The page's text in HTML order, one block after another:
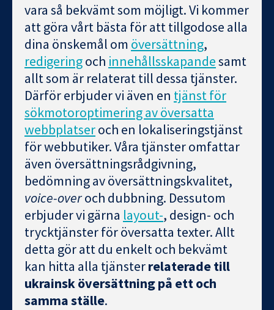
vara så bekvämt som möjligt. Vi kommer
att göra vårt bästa för att tillgodose alla
dina önskemål om översättning,
redigeringoch innehållsskapandesamt
allt som är relaterat till dessa tjänster.
Därför erbjuder vi även en tjänst för
sökmotoroptimering av översatta
webbplatseroch en lokaliseringstjänst
för webbutiker. Våra tjänster omfattar
även översättningsrådgivning,
bedömning av översättningskvalitet,
voice-overoch dubbning. Dessutom
erbjuder vi gärna layout-, design- och
trycktjänster för översatta texter. Allt
detta gör att du enkelt och bekvämt
kan hitta alla tjänsterrelaterade till
ukrainsk översättning på ett och
samma ställe.